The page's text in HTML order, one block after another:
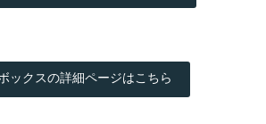
ックスの詳細ページはこちら